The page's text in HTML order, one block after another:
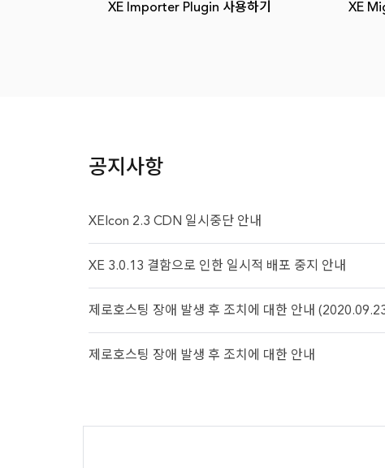
XE Importer Plugin 사용하기 XE
공지사항
XEIcon 2.3 CDN 일시중단 안내
XE 3.0.13 결함으로 인한 일시적 배포 중지 안내
제로호스팅 장애 발생 후 조치에 대한 안내
제로호스팅 장애 발생 후 조치에 대한 안내